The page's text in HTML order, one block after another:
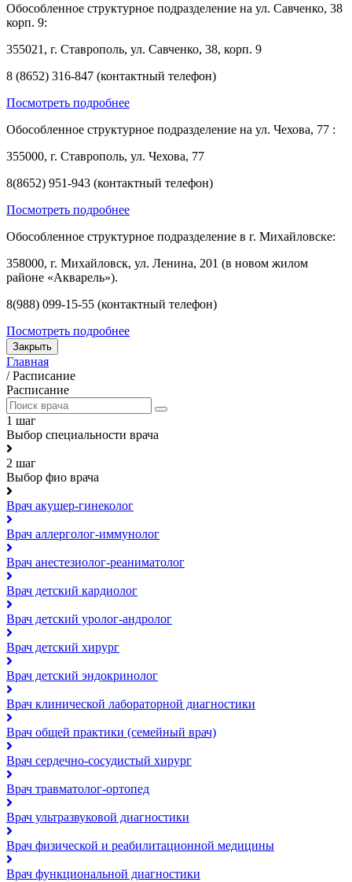
Обособленное структурное подразделение на ул. Савченко, 38
корп. 9:
355021, г. Ставрополь, ул. Савченко, 38, корп. 9
8 (8652) 316-847 (контактный телефон)
Посмотреть подробнее
Обособленное структурное подразделение на ул. Чехова, 77 :
355000, г. Ставрополь, ул. Чехова, 77
8(8652) 951-943 (контактный телефон)
Посмотреть подробнее
Обособленное структурное подразделение в г. Михайловске:
358000, г. Михайловск, ул. Ленина, 201 (в новом жилом
районе «Акварель»).
8(988) 099-15-55 (контактный телефон)
Посмотреть подробнее
Закрыть
Главная
/ Расписание
Расписание
1 шаг
Выбор специальности врача
2 шаг
Выбор фио врача
Врач акушер-гинеколог
Врач аллерголог-иммунолог
Врач анестезиолог-реаниматолог
Врач детский кардиолог
Врач детский уролог-андролог
Врач детский хирург
Врач детский эндокринолог
Врач клинической лабораторной диагностики
Врач общей практики (семейный врач)
Врач сердечно-сосудистый хирург
Врач травматолог-ортопед
Врач ультразвуковой диагностики
Врач физической и реабилитационной медицины
Врач функциональной диагностики